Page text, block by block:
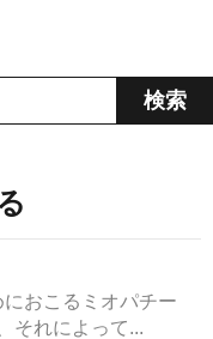
おこるミオパチー
それによって...